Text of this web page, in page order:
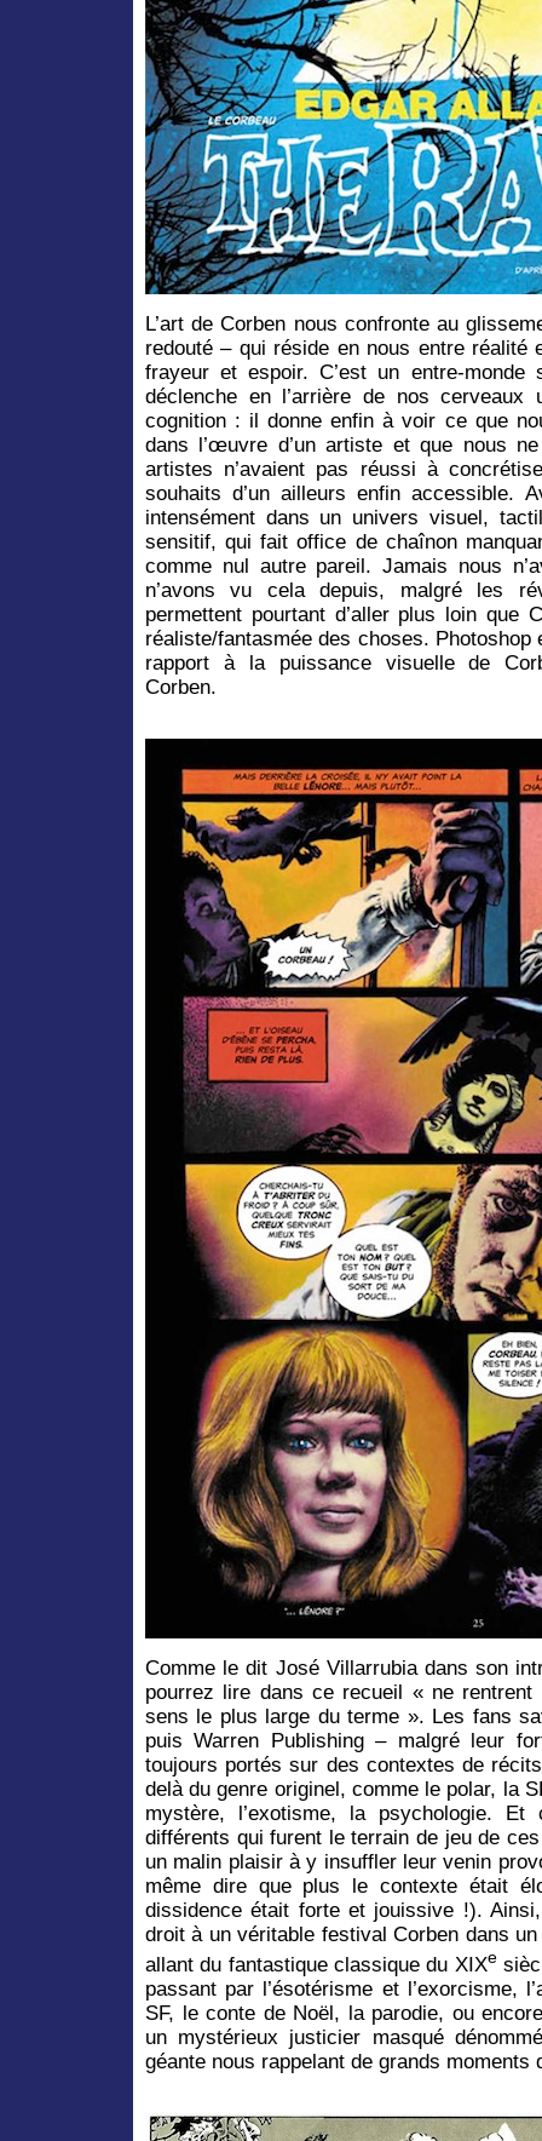
L’art de Corben nous confronte au
redouté – qui réside en nous entre réalité
frayeur et espoir. C’est un entre-monde
déclenche en l’arrière de nos cerveaux
cognition : il donne enfin à voir ce que
dans l’œuvre d’un artiste et que nous
artistes n’avaient pas réussi à
souhaits d’un ailleurs enfin accessible.
intensément dans un univers visuel,
sensitif, qui fait office de chaînon
comme nul autre pareil. Jamais nous
n’avons vu cela depuis, malgré les
permettent pourtant d’aller plus loin que
réaliste/fantasmée des choses.
rapport à la puissance visuelle de
Corben.
Comme le dit José Villarrubia dans son
pourrez lire dans ce recueil « ne rentrent
sens le plus large du terme ». Les fans
puis Warren Publishing – malgré leur
toujours portés sur des contextes de
delà du genre originel, comme le polar, la
mystère, l’exotisme, la psychologie.
différents qui furent le terrain de jeu de
un malin plaisir à y insuffler leur venin
même dire que plus le contexte était
dissidence était forte et jouissive !).
droit à un véritable festival Corben dans
allant du fantastique classique du XIXe
passant par l’ésotérisme et l’exorcisme,
SF, le conte de Noël, la parodie, ou
un mystérieux justicier masqué
géante nous rappelant de grands